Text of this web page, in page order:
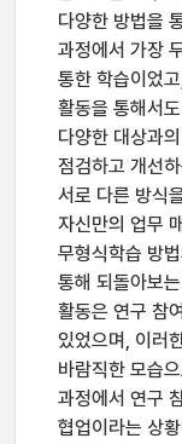
다양한 방법을
과정에서 가장
통한 학습이었
활동을 통해서
다양한 대상과
점검하고 개선
서로 다른 방식
자신만의 업무
무형식학습 방
통해 되돌아보
활동은 연구 참
있었으며, 이러
바람직한 모습
과정에서 연구
협업이라는 상